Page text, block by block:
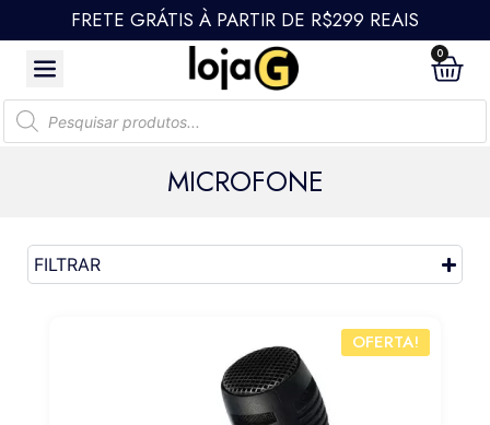
FRETE GRÁTIS À PARTIR DE R$299 REAIS
0
MICROFONE
FILTRAR
OFERTA!